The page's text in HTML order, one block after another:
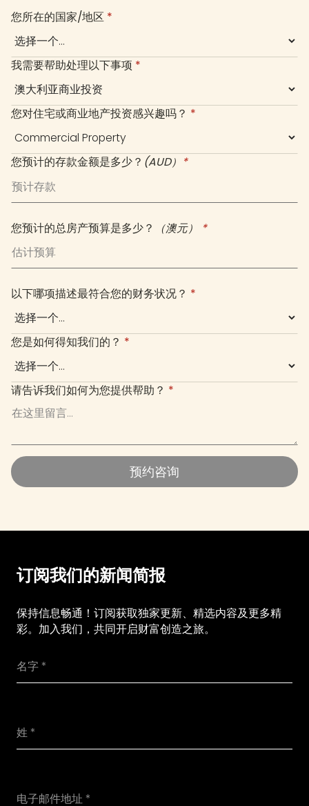
您所在的国家/地区 *
我需要帮助处理以下事项 *
您对住宅或商业地产投资感兴趣吗？ *
您预计的存款金额是多少？ (AUD） *
您预计的总房产预算是多少？ （澳元） *
以下哪项描述最符合您的财务状况？ *
您是如何得知我们的？ *
请告诉我们如何为您提供帮助？ *
预约咨询
订阅我们的新闻简报
保持信息畅通！订阅获取独家更新、精选内容及更多精
彩。加入我们，共同开启财富创造之旅。